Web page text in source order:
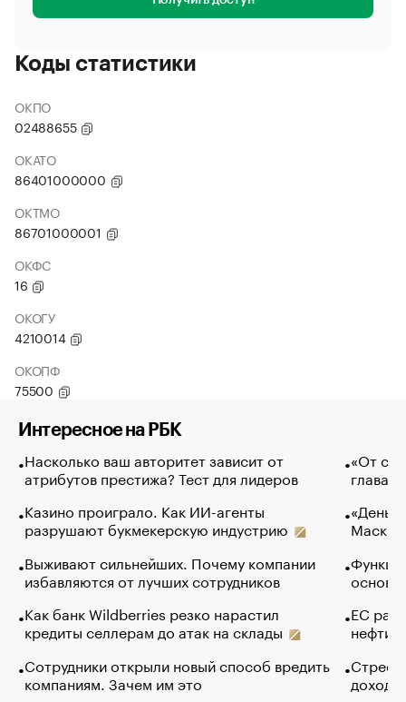
Коды статистики
ОКПО
02488655
ОКАТО
86401000000
ОКТМО
86701000001
ОКФС
16
ОКОГУ
4210014
ОКОПФ
75500
Интересное на РБК
Насколько ваш авторитет зависит от
атрибутов престижа? Тест для лидеров
Казино проиграло. Как ИИ-агенты
разрушают букмекерскую индустрию
Выживают сильнейших. Почему компании
избавляются от лучших сотрудников
Как банк Wildberries резко нарастил
кредиты селлерам до атак на склады
Сотрудники открыли новый способ вредить
компаниям. Зачем им это
«От
глава
Маск в
основ
ЕС
нефти